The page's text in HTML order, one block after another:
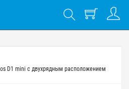
D1 mini с двухрядным расположением